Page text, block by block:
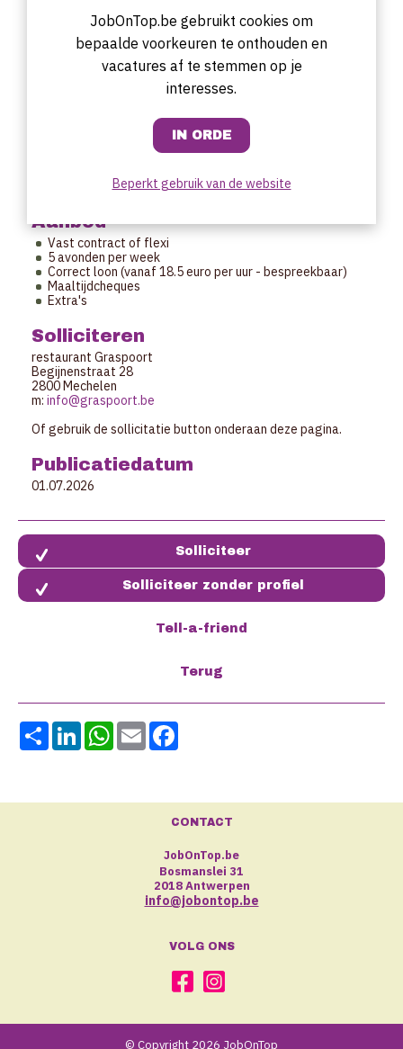
We zoeken iemand met de nodige ervaring op
gastronomisch niveau. Een dynamisch persoon die meedenkt
en wil groeien met de zaak. Kennis van- en liefde voor wijnen
met name natuur- en biodynamische wijnen is een plus.
Dinsdag tm zaterdag 16u00 - 0u00
Aanbod
Vast contract of flexi
5 avonden per week
Correct loon (vanaf 18.5 euro per uur - bespreekbaar)
Maaltijdcheques
Extra's
Solliciteren
restaurant Graspoort
Begijnenstraat 28
2800 Mechelen
m: info@graspoort.be
Of gebruik de sollicitatie button onderaan deze pagina.
Publicatiedatum
01.07.2026
Solliciteer zonder profiel
Share LinkedInWhatsApp
Email
CONTACT
JobOnTop.be
Bosmanslei 31
2018 Antwerpen
info@jobontop.be
VOLG ONS
© Copyright 2026 JobOnTop
JobOnTop.be gebruikt cookies om
bepaalde voorkeuren te onthouden en
vacatures af te stemmen op je
interesses.
Beperkt gebruik van de website